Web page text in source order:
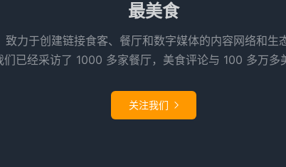
最美食
力于创建链接食客、餐厅和数字媒体的内容网络和
已经采访了 1000 多家餐厅，美食评论与 100 多万多
关注我们 